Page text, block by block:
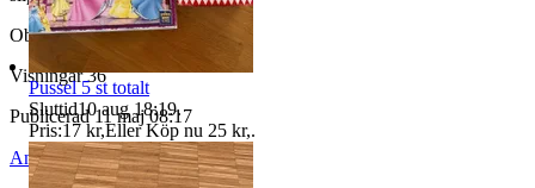
Objektnr 731 056 938
Visningar 36
Publicerad 11 maj 08:17
Anmäl Sälj liknande
Pussel 5 st totalt
Sluttid10 aug 18:19.
Pris:17 kr,Eller Köp nu 25 kr,.